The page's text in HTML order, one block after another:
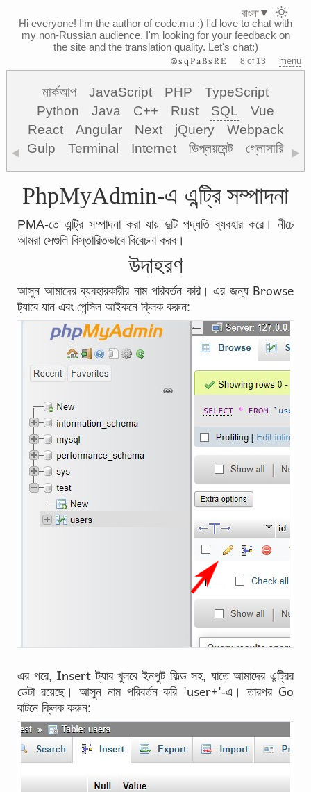
Hi everyone! I'm the author of code.mu :) I'd love to chat with
my non-Russian audience. I'm looking for your feedback on
the site and the translation quality. Let's chat:)
⊗sqPaBsRE 8 of 13 menu
মার্কআপ JavaScript PHP
TypeScript
Python
Java C++ Rust SQL
Vue
React
Angular Next jQuery
Webpack
Gulp
Terminal Internet ডিপ্লয়মেন্ট গ্লোসারি
◀ ▶
PhpMyAdmin-এ এন্ট্রি সম্পাদনা
PMA-তে এন্ট্রি সম্পাদনা করা যায় দুটি পদ্ধতি ব্যবহার করে। নীচে
আমরা সেগুলি বিস্তারিতভাবে বিবেচনা করব।
উদাহরণ
আসুন আমাদের ব্যবহারকারীর নাম পরিবর্তন করি। এর জন্য Browse
ট্যাবে যান এবং পেন্সিল আইকনে ক্লিক করুন:
এর পরে, Insert ট্যাব খুলবে ইনপুট ফিল্ড সহ, যাতে আমাদের এন্ট্রির
ডেটা রয়েছে। আসুন নাম পরিবর্তন করি 'user+'-এ। তারপর Go
বাটনে ক্লিক করুন:
বাংলা▼